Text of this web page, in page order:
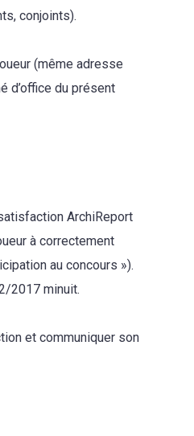
conjoints).
(même adresse
d’office du présent
ArchiReport
à correctement
au concours »).
2017 minuit.
et communiquer son